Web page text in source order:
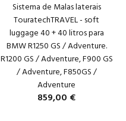
Sistema de Malas laterais
TouratechTRAVEL - soft
luggage 40 + 40 litros para
BMW R1250 GS / Adventure.
R1200 GS / Adventure, F900 GS
/ Adventure, F850GS /
Adventure
859,00 €